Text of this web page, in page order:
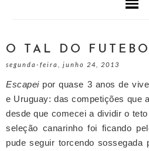
O TAL DO
segunda-feira, junho 24, 2013
Escapeipor quase 3 anos de
e Uruguay: das competições que
desde que comecei a dividir o
seleção canarinho foi ficando
pude seguir torcendo sossegada